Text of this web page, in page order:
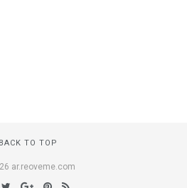
BACK TO TOP
ar.reoveme.com